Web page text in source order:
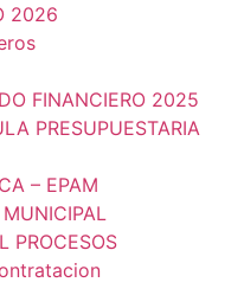
2026
FINANCIERO 2025
PRESUPUESTARIA
– EPAM
PROCESOS